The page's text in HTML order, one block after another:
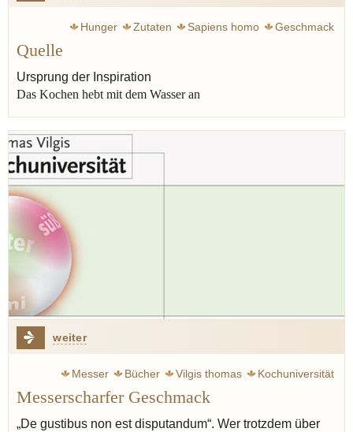
Hunger Zutaten Sapiens homo
Geschmack
Quelle
Ursprung der Inspiration
Das Kochen hebt mit dem Wasser an
weiter
Messer Bücher Vilgis thomas
Kochuniversität
Messerscharfer Geschmack
„De gustibus non est disputandum“. Wer trotz­­­­dem über